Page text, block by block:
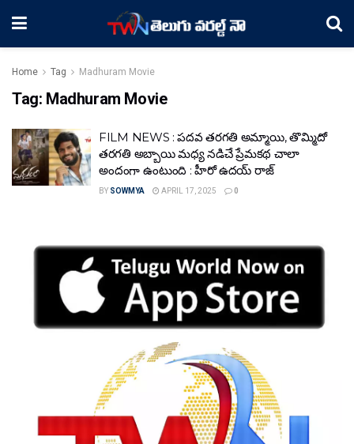
Home Tag Madhuram Movie
Tag: Madhuram Movie
FILM NEWS : పదవ తరగతి అమ్మాయి, తొమ్మిదో
తరగతి అబ్బాయి మధ్య నడిచే ప్రేమకథ చాలా
అందంగా ఉంటుంది : హీరో ఉదయ్ రాజ్
BY SOWMYA APRIL 17, 2025 0